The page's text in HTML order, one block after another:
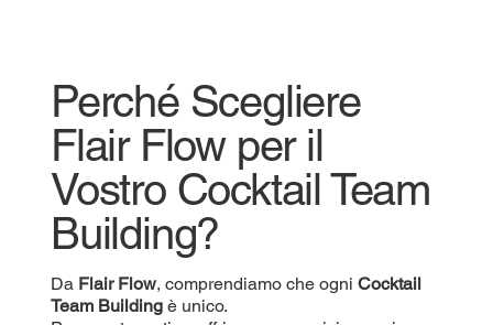
Perché Scegliere
Flair Flow per il
Vostro Cocktail Team
Building?
Da Flair Flow, comprendiamo che ogni Cocktail
Team Buildingè unico.